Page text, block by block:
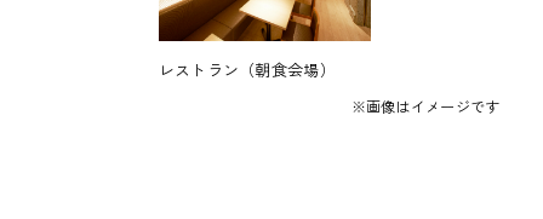
レストラン（朝食会場）
※画像はイメージです